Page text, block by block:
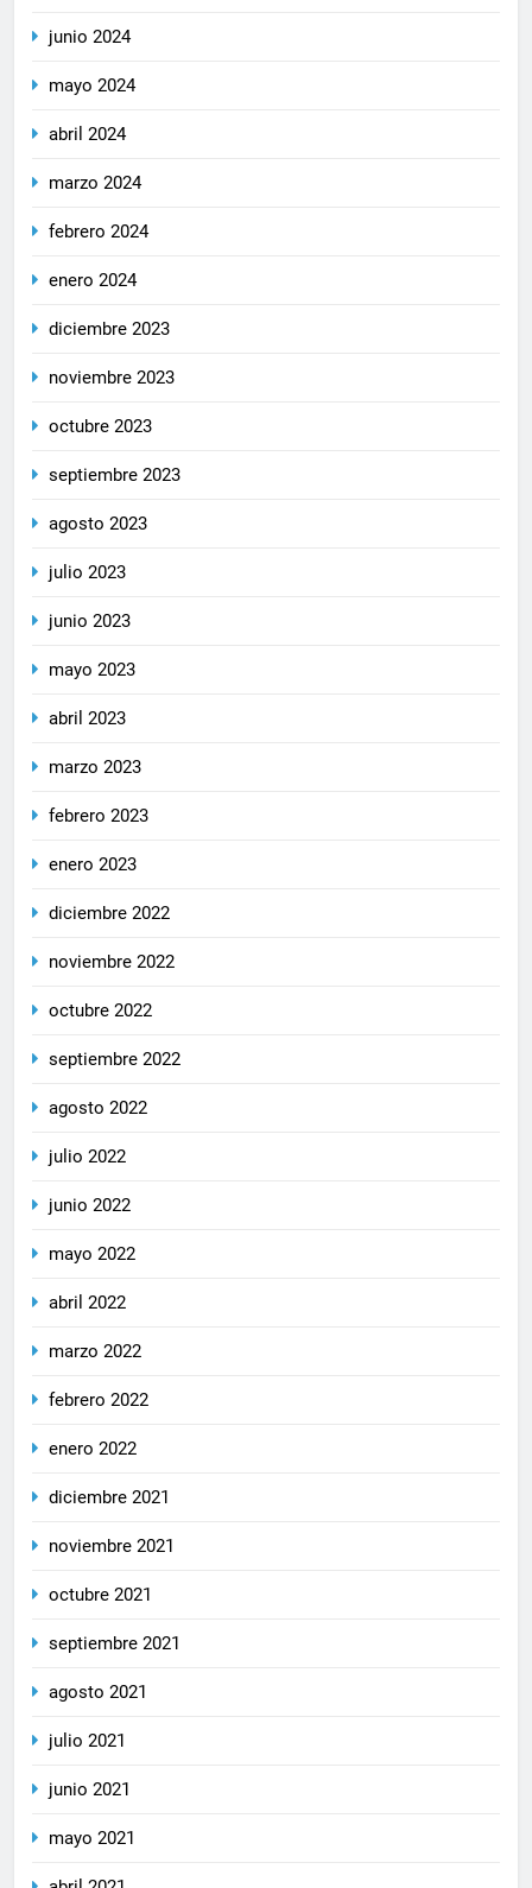
junio 2024
mayo 2024
abril 2024
marzo 2024
febrero 2024
enero 2024
diciembre 2023
noviembre 2023
octubre 2023
septiembre 2023
agosto 2023
julio 2023
junio 2023
mayo 2023
abril 2023
marzo 2023
febrero 2023
enero 2023
diciembre 2022
noviembre 2022
octubre 2022
septiembre 2022
agosto 2022
julio 2022
junio 2022
mayo 2022
abril 2022
marzo 2022
febrero 2022
enero 2022
diciembre 2021
noviembre 2021
octubre 2021
septiembre 2021
agosto 2021
julio 2021
junio 2021
mayo 2021